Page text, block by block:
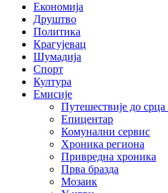
Економија
Друштво
Политика
Крагујевац
Шумадија
Спорт
Култура
Емисије
Путешествије до срца
Епицентар
Комунални сервис
Хроника региона
Привредна хроника
Прва бразда
Мозаик